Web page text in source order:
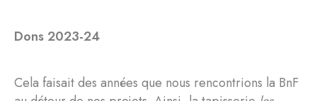
Dons 2023-24
Cela faisait des années que nous rencontrions la BnF